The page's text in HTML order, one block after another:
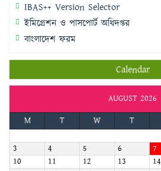
IBAS++ Version Selector
ইমিগ্রেশন ও পাসপোর্ট অধিদপ্তর
বাংলাদেশ ফরম
Calendar
AUGUST 2026
M
T W T
3
4 5 6 7
10
11 12 13 14